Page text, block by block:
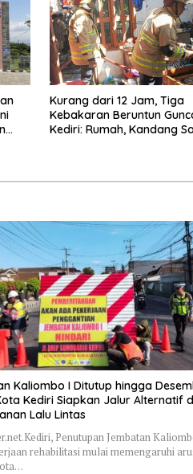
Kurang dari 12 Jam, Tiga
Kebakaran Beruntun
Kediri: Rumah, Kandang
Kaliombo I Ditutup hingga
Kediri Siapkan Jalur Alternatif
Lalu Lintas
Penutupan Jembatan
rehabilitasi mulai memengaruhi